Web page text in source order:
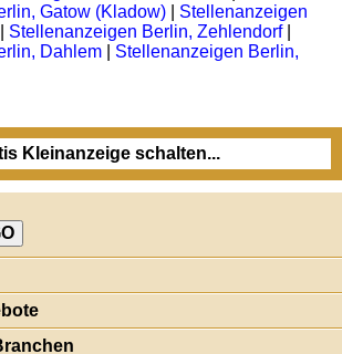
Gatow (Kladow)
Stellenanzeigen
Stellenanzeigen Berlin, Zehlendorf|
Dahlem
Stellenanzeigen Berlin,
Kleinanzeige schalten...